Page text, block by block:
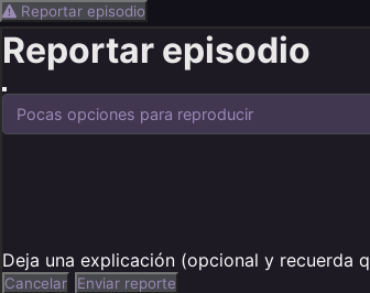
Reportar episodio
Reportar episodio
Deja una explicación (opcional y recuerda
Cancelar Enviar reporte